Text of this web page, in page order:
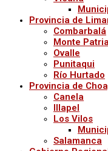
Provincia de
Combarbalá
Monte
Ovalle
Punitaqui
Río Hurtado
Provincia de
Canela
Illapel
Los Vilos
Salamanca